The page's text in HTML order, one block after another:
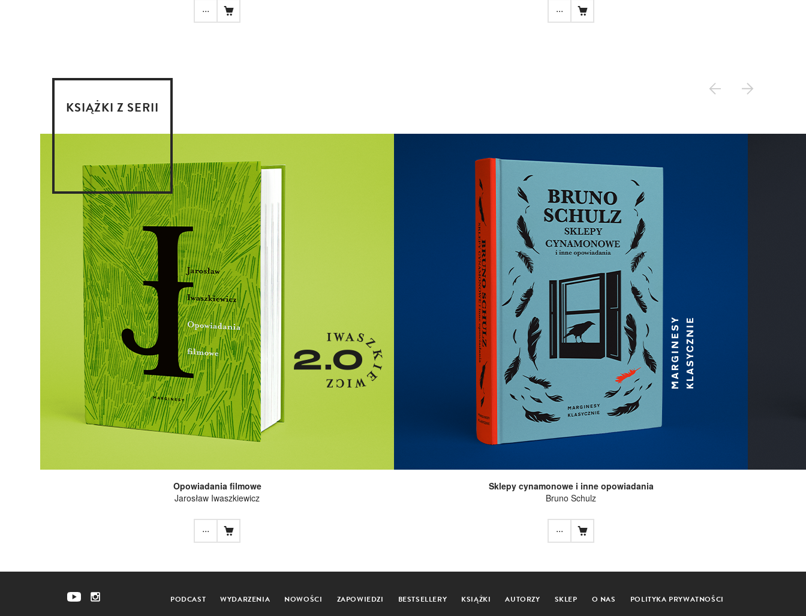
... ...
KSIĄŻKI Z SERII
Opowiadania filmowe
Jarosław Iwaszkiewicz
...
Sklepy cynamonowe i inne opowiadania
Bruno Schulz
...
PODCAST WYDARZENIA NOWOŚCI ZAPOWIEDZI BESTSELLERY KSIĄŻKI AUTORZY SKLEP O NAS POLITYKA PRYWATNOŚCI